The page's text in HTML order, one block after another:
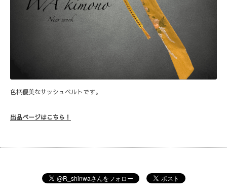
色柄優美なサッシュベルトです。
出品ページはこちら！